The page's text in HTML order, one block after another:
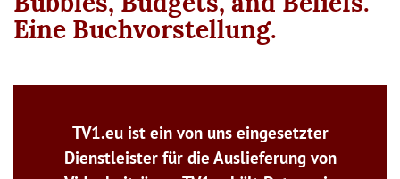
Eine Buchvorstellung.
TV1.eu ist ein von uns eingesetzter
Dienstleister für die Auslieferung von